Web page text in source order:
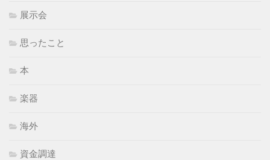
展示会
思ったこと
本
楽器
海外
資金調達